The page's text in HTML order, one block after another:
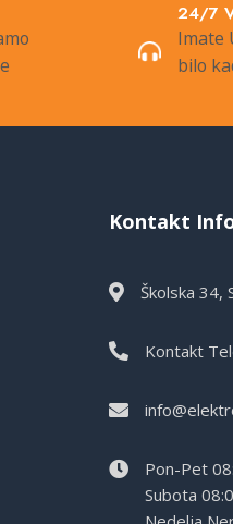
24/7
Imate
bilo
Kontakt
Školska 34,
Kontakt
Pon-Pet
Subota